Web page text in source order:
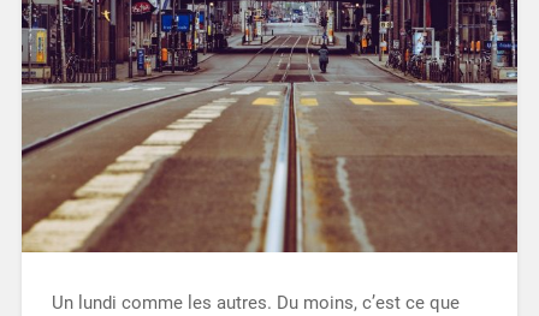
Un lundi comme les autres. Du moins, c’est ce que